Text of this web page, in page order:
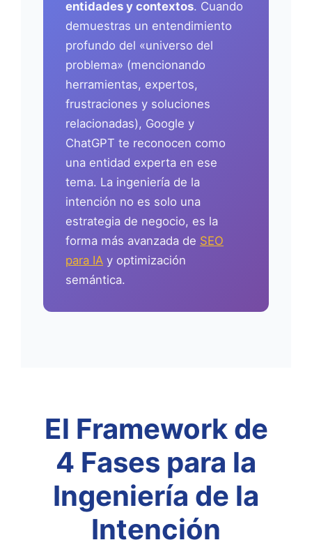
entidades y contextos. Cuando
demuestras un entendimiento
profundo del «universo del
problema» (mencionando
herramientas, expertos,
frustraciones y soluciones
relacionadas), Google y
ChatGPT te reconocen como
una entidad experta en ese
tema. La ingeniería de la
intención no es solo una
estrategia de negocio, es la
forma más avanzada de SEO
para IA y optimización
semántica.
El Framework de
4 Fases para la
Ingeniería de la
Intención